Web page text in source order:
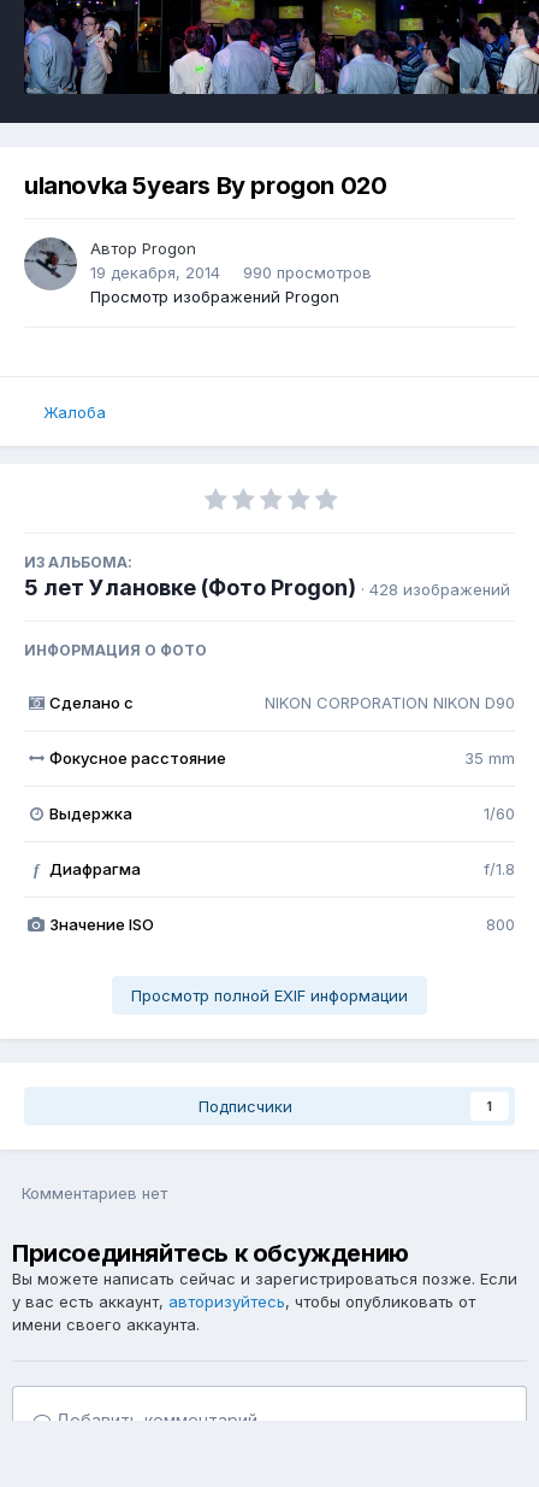
ulanovka 5years By progon 020
Автор Progon
19 декабря, 2014
990 просмотров
Просмотр изображений Progon
Жалоба
ИЗ АЛЬБОМА:
5 лет Улановке (Фото Progon) · 428 изображений
ИНФОРМАЦИЯ О ФОТО
Сделано с NIKON CORPORATION NIKON D90
Фокусное расстояние 35 mm
Выдержка 1/60
f Диафрагма f/1.8
Значение ISO 800
Просмотр полной EXIF информации
Подписчики 1
Комментариев нет
Присоединяйтесь к обсуждению
Вы можете написать сейчас и зарегистрироваться позже. Если
у вас есть аккаунт, авторизуйтесь, чтобы опубликовать от
имени своего аккаунта.
Добавить комментарий...